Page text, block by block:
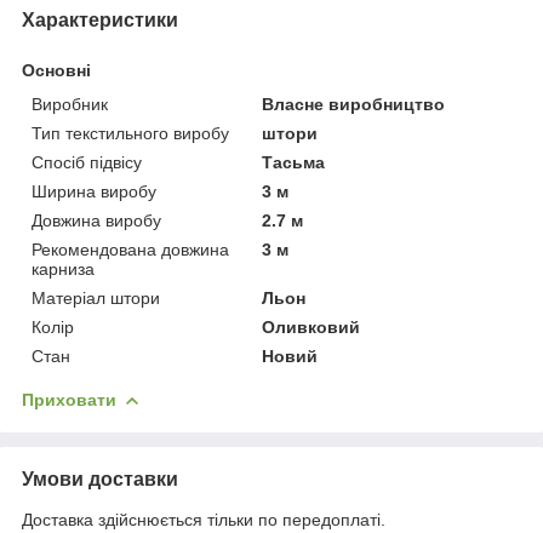
Характеристики
Основні
Виробник
Власне виробництво
Тип текстильного виробу
штори
Спосіб підвісу
Тасьма
Ширина виробу
3 м
Довжина виробу
2.7 м
Рекомендована довжина
карниза
3 м
Матеріал штори
Льон
Колір
Оливковий
Стан
Новий
Приховати
Умови доставки
Доставка здійснюється тільки по передоплаті.